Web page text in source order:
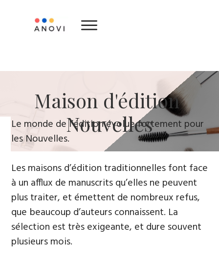
​Maison d'édition ​
Nouvelles
Le monde de l’édition évolue fortement ​pour
le​s Nouvelles.
Les maisons d’édition traditionnelles font face
à un afflux de manuscrits qu’elles ne peuvent
plus traiter, et émettent de nombreux refus,
que beaucoup d’auteurs connaissent. La
sélection est très exigeante, et dure souvent
plusieurs mois.